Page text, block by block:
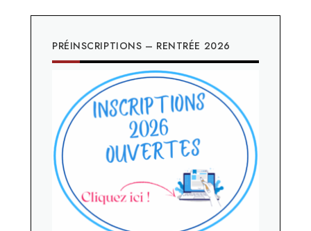
PRÉINSCRIPTIONS – RENTRÉE 2026